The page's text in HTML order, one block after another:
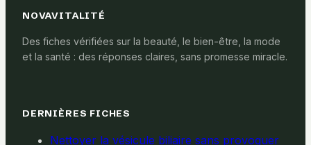
NOVAVITALITÉ
Des fiches vérifiées sur la beauté, le bien-être, la mode
et la santé : des réponses claires, sans promesse miracle.
DERNIÈRES FICHES
Nettoyer la vésicule biliaire sans provoquer